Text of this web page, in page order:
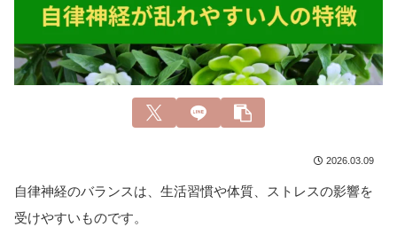
2026.03.09
自律神経のバランスは、生活習慣や体質、ストレスの影響を
受けやすいものです。